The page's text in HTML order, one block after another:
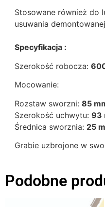
Stosowane również do
usuwania
Specyfikacja :
Szerokość robocza:
Mocowanie:
Rozstaw sworzni: 85
Szerokość uchwytu: 93
Średnica sworznia: 25
Grabie uzbrojone w
Podobne